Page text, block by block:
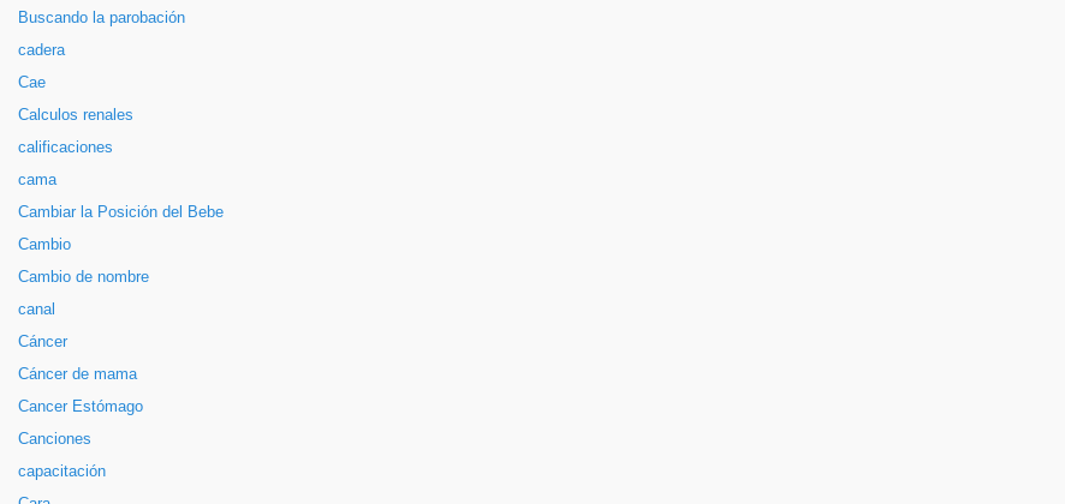
Buscando la parobación
cadera
Cae
Calculos renales
calificaciones
cama
Cambiar la Posición del Bebe
Cambio
Cambio de nombre
canal
Cáncer
Cáncer de mama
Cancer Estómago
Canciones
capacitación